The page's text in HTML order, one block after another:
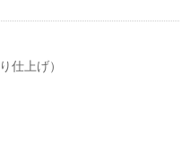
仕上げ）